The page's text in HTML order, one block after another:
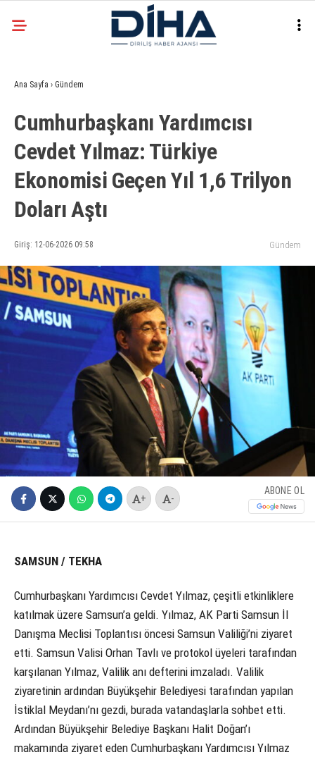
Instagram
29.6°
ANKARA
EKONOMI
SIYASET
DÜNYA
SPOR
Ana Sayfa › Gündem
Cumhurbaşkanı Yardımcısı
Cevdet Yılmaz: Türkiye
Ekonomisi Geçen Yıl 1,6 Trilyon
Doları Aştı
Giriş: 12-06-2026 09:58 Gündem
+ -
ABONE OL
SAMSUN / TEKHA
Cumhurbaşkanı Yardımcısı Cevdet Yılmaz, çeşitli etkinliklere
katılmak üzere Samsun’a geldi. Yılmaz, AK Parti Samsun İl
Danışma Meclisi Toplantısı öncesi Samsun Valiliği’ni ziyaret
etti. Samsun Valisi Orhan Tavlı ve protokol üyeleri tarafından
karşılanan Yılmaz, Valilik anı defterini imzaladı. Valilik
ziyaretinin ardından Büyükşehir Belediyesi tarafından yapılan
İstiklal Meydanı’nı gezdi, burada vatandaşlarla sohbet etti.
Ardından Büyükşehir Belediye Başkanı Halit Doğan’ı
makamında ziyaret eden Cumhurbaşkanı Yardımcısı Yılmaz